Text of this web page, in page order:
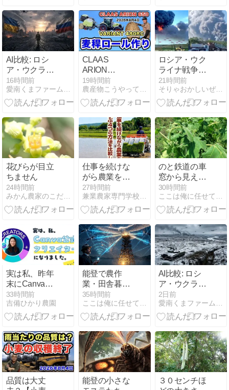
AI比較: ロシ
ア・ウクライ
ナ紛争
20260806 -
ChatGPT-
16時間前
愛南くまファームのブログ
CLAAS
ARION
650+VARIANT
480RCで【麦
稈ロール作
月4日
19時間前
農産物こうやって作ってます
ロシア・ウク
ライナ戦争は
ドローン攻撃
のミサイルと
ドローンの応
巨大火器や兵
器は意味がな
くなる
21時間前
そりゃおかしいぜ第三章
花びらが目立
ちません
24時間前
みかん農家のこだわりみかん栽培の日々
仕事を続けな
がら農業を学
ぶ4つの方法
を比較した
27時間前
兼業農家専門学校・チバニアン兼業農学校
のと鉄道の車
窓から見えた
あの風景をも
う一度。カナ
リアナス（フ
イス）栽培へ
の挑戦！
30時間前
ここは俺に任せて先に行け
実は私、昨年
末にCanva公
式クリエイタ
ーになりまし
た。
33時間前
吉備ひかり農園
能登で農作
業・田舎暮ら
しを始める前
に知ってほし
い「スマホ電
と対策
35時間前
ここは俺に任せて先に行け
AI比較: ロシ
ア・ウクライ
ナ紛争
20260805 -
Google
2日前
愛南くまファームのブログ
品質は大丈
能登の小さな
３０センチほ